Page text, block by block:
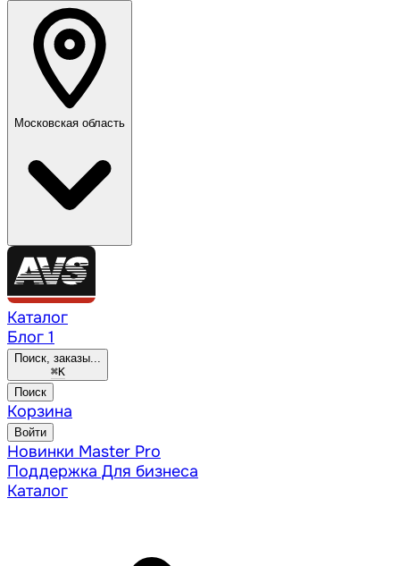
Московская область
Каталог
Блог 1
Поиск, заказы...
⌘K
Поиск
Корзина
Войти
Новинки Master Pro
Поддержка Для бизнеса
Каталог